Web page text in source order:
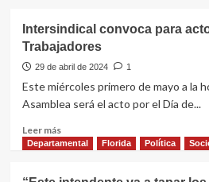
realizó
lanzamiento
del
proyecto
“Hagamos
Números”
a
Intersindical convoca para
Trabajadores
29 de abril de 2024 1
Este miércoles primero de mayo a la
Asamblea será el acto por el Día de...
Leer másLeer
más
Departamental Florida Política